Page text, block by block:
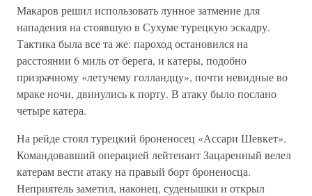
Макаров решил использовать лунное затмение для
нападения на стоявшую в Сухуме турецкую эскадру.
Тактика была все та же: пароход остановился на
расстоянии 6 миль от берега, и катеры, подобно
призрачному «летучему голландцу», почти невидные во
мраке ночи, двинулись к порту. В атаку было послано
четыре катера.
На рейде стоял турецкий броненосец «Ассари Шевкет».
Командовавший операцией лейтенант Зацаренный велел
катерам вести атаку на правый борт броненосца.
Неприятель заметил, наконец, суденышки и открыл